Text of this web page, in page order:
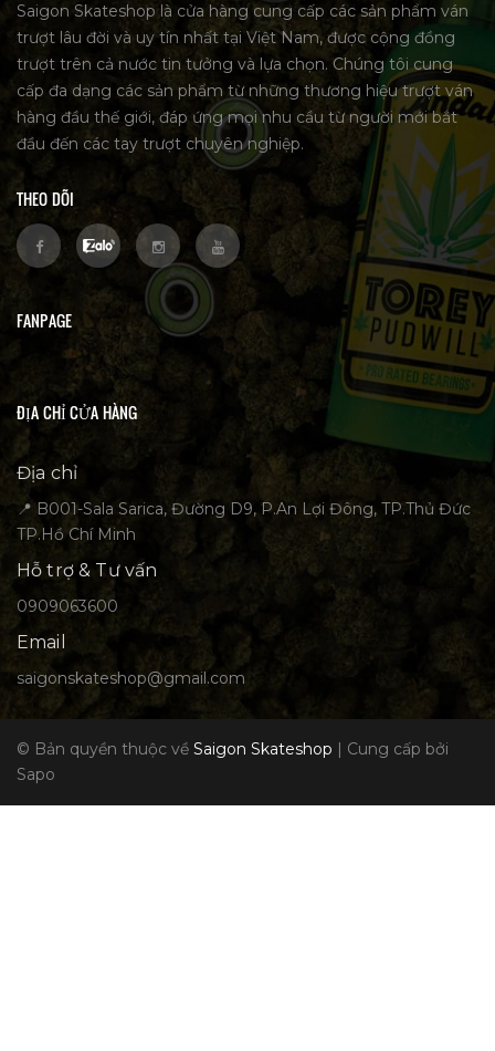
Saigon Skateshop là cửa hàng cung cấp các sản phẩm ván
trượt lâu đời và uy tín nhất tại Việt Nam, được cộng đồng
trượt trên cả nước tin tưởng và lựa chọn. Chúng tôi cung
cấp đa dạng các sản phẩm từ những thương hiệu trượt ván
hàng đầu thế giới, đáp ứng mọi nhu cầu từ người mới bắt
đầu đến các tay trượt chuyên nghiệp.
THEO DÕI
FANPAGE
ĐỊA CHỈ CỬA HÀNG
Địa chỉ
📍 B001-Sala Sarica, Đường D9, P.An Lợi Đông, TP.Thủ Đức
TP.Hồ Chí Minh
Hỗ trợ & Tư vấn
0909063600
Email
saigonskateshop@gmail.com
© Bản quyền thuộc về Saigon Skateshop | Cung cấp bởi
Sapo